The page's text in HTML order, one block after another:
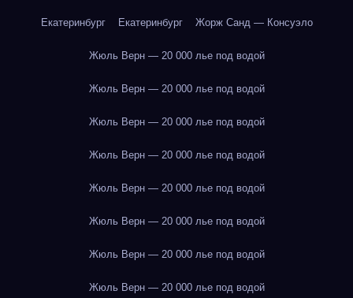
Екатеринбург Екатеринбург Жорж Санд — Консуэло
Жюль Верн — 20 000 лье под водой
Жюль Верн — 20 000 лье под водой
Жюль Верн — 20 000 лье под водой
Жюль Верн — 20 000 лье под водой
Жюль Верн — 20 000 лье под водой
Жюль Верн — 20 000 лье под водой
Жюль Верн — 20 000 лье под водой
Жюль Верн — 20 000 лье под водой